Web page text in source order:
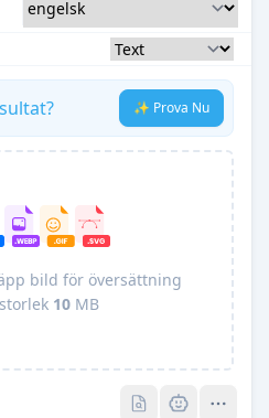
✨ Prova Nu
bild för översättning
10MB